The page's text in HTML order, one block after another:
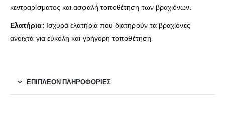
κεντραρίσματος και ασφαλή τοποθέτηση των βραχιόνων.
Ελατήρια:Ισχυρά ελατήρια που διατηρούν τα βραχίονες
ανοιχτά για εύκολη και γρήγορη τοποθέτηση.
ΕΠΙΠΛΈΟΝ ΠΛΗΡΟΦΟΡΊΕΣ